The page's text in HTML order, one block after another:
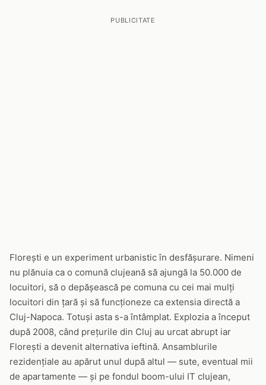
PUBLICITATE
Florești e un experiment urbanistic în desfășurare. Nimeni
nu plănuia ca o comună clujeană să ajungă la 50.000 de
locuitori, să o depășească pe comuna cu cei mai mulți
locuitori din țară și să funcționeze ca extensia directă a
Cluj-Napoca. Totuși asta s-a întâmplat. Explozia a început
după 2008, când prețurile din Cluj au urcat abrupt iar
Florești a devenit alternativa ieftină. Ansamblurile
rezidențiale au apărut unul după altul — sute, eventual mii
de apartamente — și pe fondul boom-ului IT clujean,